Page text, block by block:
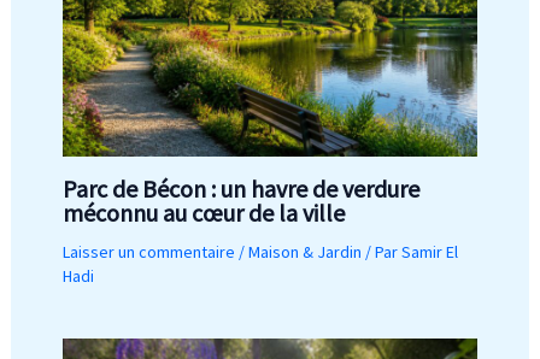
Parc de Bécon : un havre de verdure
méconnu au cœur de la ville
Laisser un commentaire /Maison & Jardin / ParSamir El
Hadi